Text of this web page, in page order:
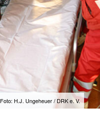
Foto: H.J. Ungeheuer / DRK e. V.